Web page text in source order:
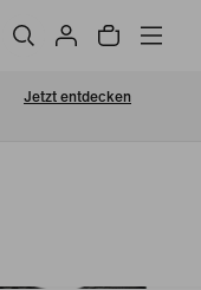
Jetzt entdecken